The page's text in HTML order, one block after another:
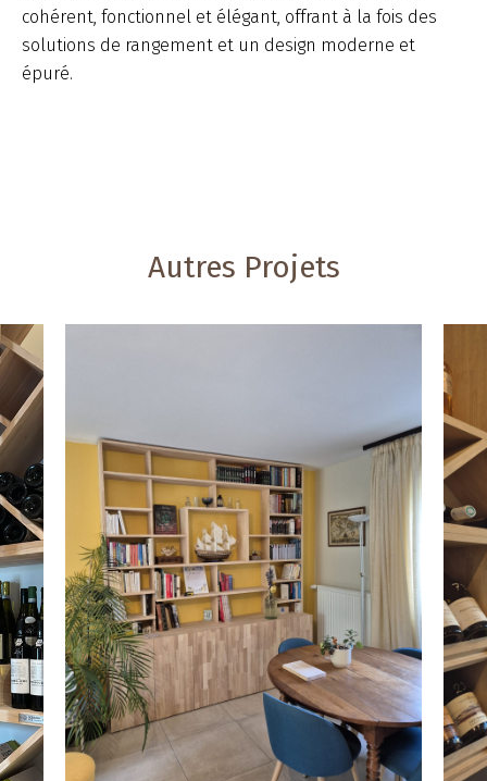
cohérent, fonctionnel et élégant, offrant à la fois des
solutions de rangement et un design moderne et
épuré.
Autres Projets